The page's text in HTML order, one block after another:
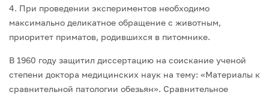
4. При проведении экспериментов необходимо
максимально деликатное обраще­ние с животным,
приоритет приматов, родившихся в питомнике.
В 1960 году защитил диссертацию на соискание ученой
степени доктора медицин­ских наук на тему: «Материалы к
сравнительной патологии обезьян». Сравнительное